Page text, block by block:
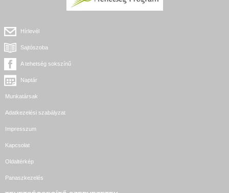
Hírlevél
Sajtószoba
A tehetség sokszínű
Naptár
Munkatársak
Adatkezelési szabályzat
Impresszum
Kapcsolat
Oldaltérkép
Panaszkezelés